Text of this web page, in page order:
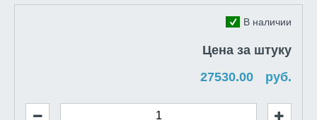
В наличии
Цена за штуку
руб.